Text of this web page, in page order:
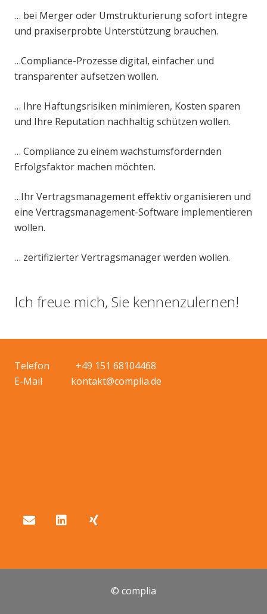
… bei Merger oder Umstrukturierung sofort integre
und praxiserprobte Unterstützung brauchen.
…Compliance-Prozesse digital, einfacher und
transparenter aufsetzen wollen.
… Ihre Haftungsrisiken minimieren, Kosten sparen
und Ihre Reputation nachhaltig schützen wollen.
… Compliance zu einem wachstumsfördernden
Erfolgsfaktor machen möchten.
…Ihr Vertragsmanagementeffektivorganisieren und
eine Vertragsmanagement-Software implementieren
wollen.
… zertifizierter Vertragsmanager werden wollen.
Ich freue mich, Sie kennenzulernen!
Telefon +49 151 68104468
E-Mail kontakt@complia.de
© complia